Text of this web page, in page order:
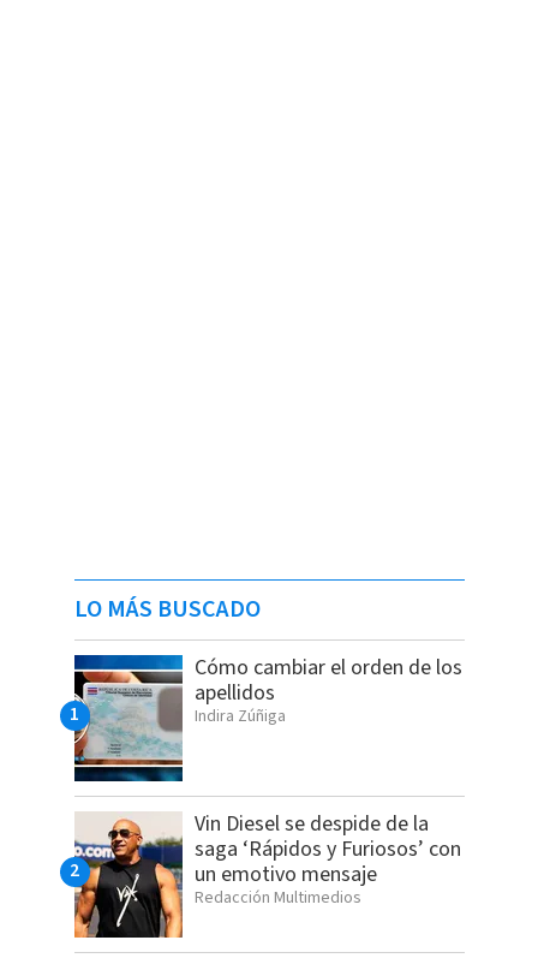
LO MÁS BUSCADO
Cómo cambiar el orden de los
apellidos
Indira Zúñiga
Vin Diesel se despide de la
saga ‘Rápidos y Furiosos’ con
un emotivo mensaje
Redacción Multimedios